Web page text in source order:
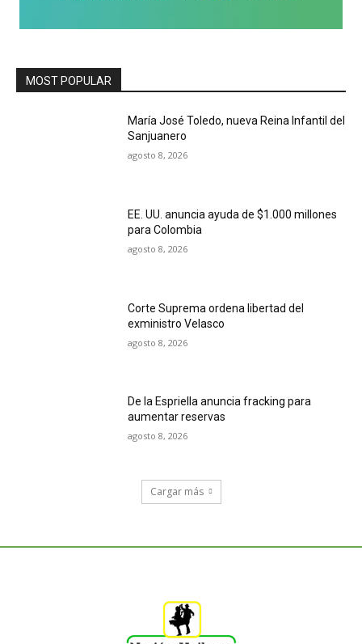
MOST POPULAR
María José Toledo, nueva Reina Infantil del
Sanjuanero
agosto 8, 2026
EE. UU. anuncia ayuda de $1.000 millones
para Colombia
agosto 8, 2026
Corte Suprema ordena libertad del
exministro Velasco
agosto 8, 2026
De la Espriella anuncia fracking para
aumentar reservas
agosto 8, 2026
Cargar más